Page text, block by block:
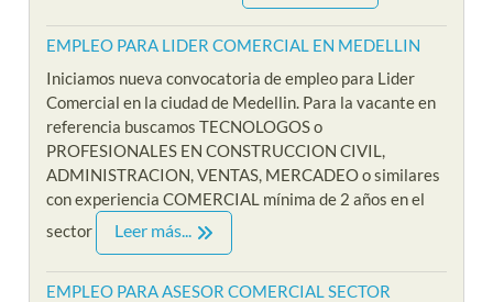
EMPLEO PARA LIDER COMERCIAL EN MEDELLIN
Iniciamos nueva convocatoria de empleo para Lider
Comercial en la ciudad de Medellin. Para la vacante en
referencia buscamos TECNOLOGOS o
PROFESIONALES EN CONSTRUCCION CIVIL,
ADMINISTRACION, VENTAS, MERCADEO o similares
con experiencia COMERCIAL mínima de 2 años en el
sector
Leer más...
EMPLEO PARA ASESOR COMERCIAL SECTOR